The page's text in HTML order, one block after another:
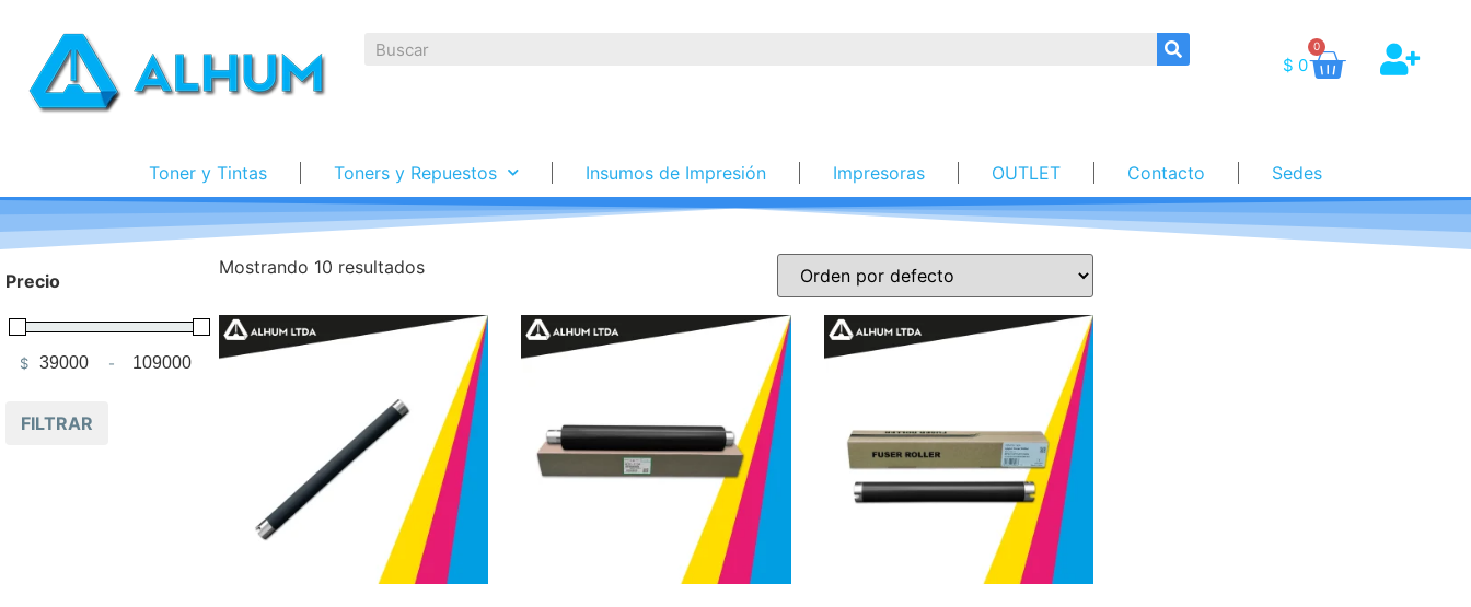
$ 0
0
Toner y Tintas Toners y Repuestos Insumos de Impresión Impresoras OUTLET Contacto Sedes
Precio
$ Minimum Price
-Maximum Price
FILTRAR
Mostrando 10 resultados